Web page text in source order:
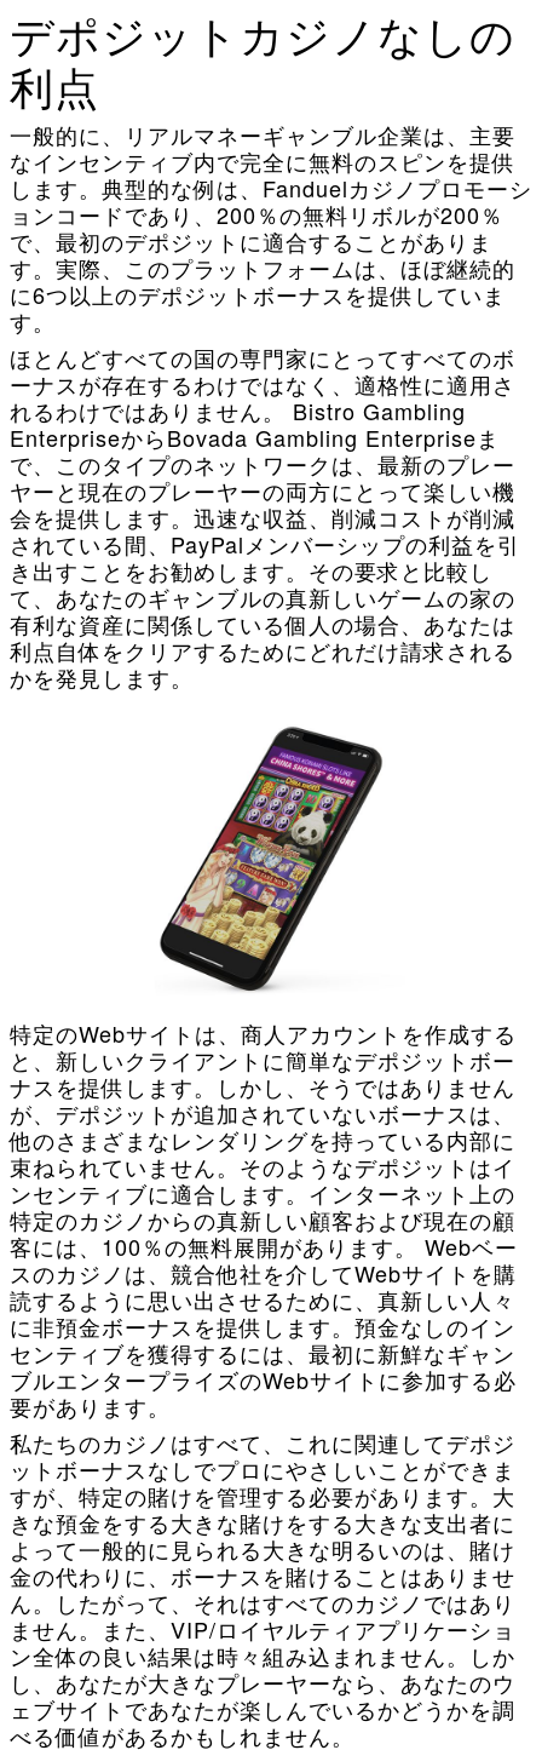
デポジットカジノなしの
利点
一般的に、リアルマネーギャンブル企業は、主要
なインセンティブ内で完全に無料のスピンを提供
します。典型的な例は、Fanduelカジノプロモーシ
ョンコードであり、200％の無料リボルが200％
で、最初のデポジットに適合することがありま
す。実際、このプラットフォームは、ほぼ継続的
に6つ以上のデポジットボーナスを提供していま
す。
ほとんどすべての国の専門家にとってすべてのボ
ーナスが存在するわけではなく、適格性に適用さ
れるわけではありません。 Bistro Gambling
EnterpriseからBovada Gambling Enterpriseま
で、このタイプのネットワークは、最新のプレー
ヤーと現在のプレーヤーの両方にとって楽しい機
会を提供します。迅速な収益、削減コストが削減
されている間、PayPalメンバーシップの利益を引
き出すことをお勧めします。その要求と比較し
て、あなたのギャンブルの真新しいゲームの家の
有利な資産に関係している個人の場合、あなたは
利点自体をクリアするためにどれだけ請求される
かを発見します。
特定のWebサイトは、商人アカウントを作成する
と、新しいクライアントに簡単なデポジットボー
ナスを提供します。しかし、そうではありません
が、デポジットが追加されていないボーナスは、
他のさまざまなレンダリングを持っている内部に
束ねられていません。そのようなデポジットはイ
ンセンティブに適合します。インターネット上の
特定のカジノからの真新しい顧客および現在の顧
客には、100％の無料展開があります。 Webベー
スのカジノは、競合他社を介してWebサイトを購
読するように思い出させるために、真新しい人々
に非預金ボーナスを提供します。預金なしのイン
センティブを獲得するには、最初に新鮮なギャン
ブルエンタープライズのWebサイトに参加する必
要があります。
私たちのカジノはすべて、これに関連してデポジ
ットボーナスなしでプロにやさしいことができま
すが、特定の賭けを管理する必要があります。大
きな預金をする大きな賭けをする大きな支出者に
よって一般的に見られる大きな明るいのは、賭け
金の代わりに、ボーナスを賭けることはありませ
ん。したがって、それはすべてのカジノではあり
ません。また、VIP/ロイヤルティアプリケーショ
ン全体の良い結果は時々組み込まれません。しか
し、あなたが大きなプレーヤーなら、あなたのウ
ェブサイトであなたが楽しんでいるかどうかを調
べる価値があるかもしれません。